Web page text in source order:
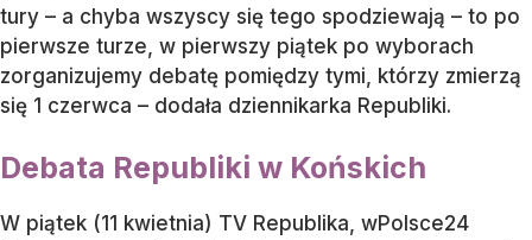
tury – a chyba wszyscy się tego spodziewają – to po
pierwsze turze, w pierwszy piątek po wyborach
zorganizujemy debatę pomiędzy tymi, którzy zmierzą
się 1 czerwca – dodała dziennikarka Republiki.
Debata Republiki w Końskich
W piątek (11 kwietnia) TV Republika, wPolsce24